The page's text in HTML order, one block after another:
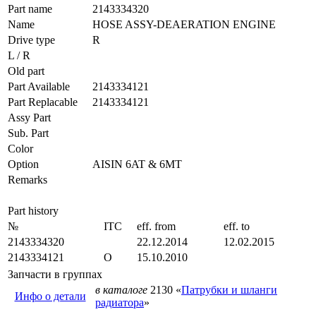
Part name
2143334320
Name
HOSE ASSY-DEAERATION ENGINE
Drive type
R
L / R
Old part
Part Available
2143334121
Part Replacable
2143334121
Assy Part
Sub. Part
Color
Option
AISIN 6AT & 6MT
Remarks
Part history
№
ITC eff. from
eff. to
2143334320
22.12.2014
12.02.2015
2143334121
O
15.10.2010
Запчасти в группах
Инфо о детали
в каталоге 2130 «Патрубки и шланги
радиатора»